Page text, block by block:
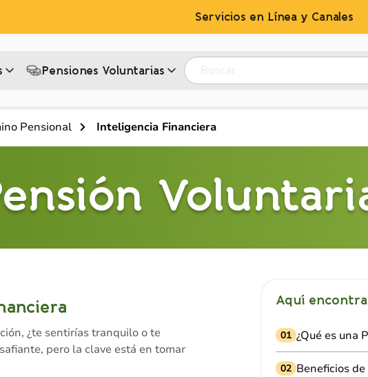
Servicios en Línea y Canales
Pensiones Voluntarias‎
Pensional Inteligencia Financiera
Aquí
01 ¿Qué es una
02 Beneficios
¿te sentirías tranquilo o te
pero la clave está en tomar